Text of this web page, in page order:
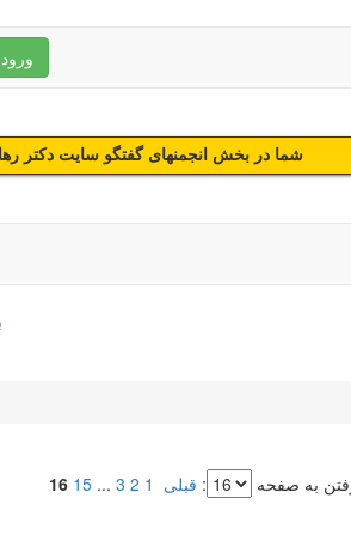
ورود
شما در بخش انجمنهای گفتگو سایت دکتر
به صفحه : قبلی 1
2
3
...
15
16